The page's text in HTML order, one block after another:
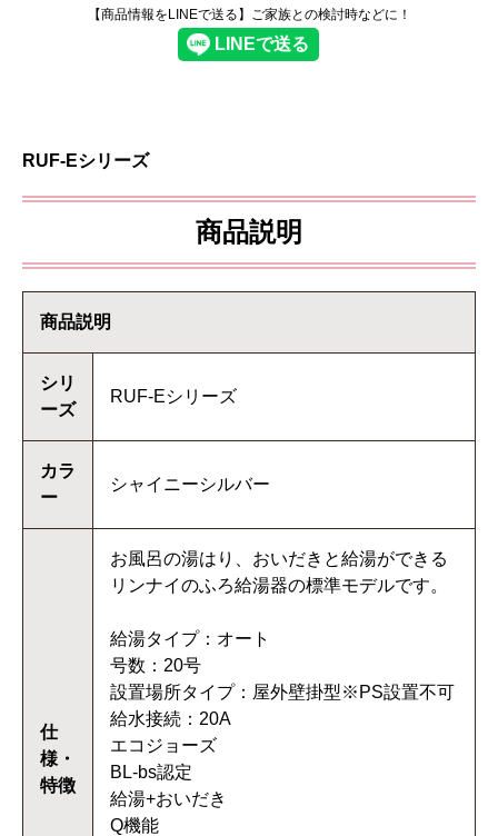
【商品情報をLINEで送る】ご家族との検討時などに！
RUF-Eシリーズ
商品説明
商品説明
シリ
ーズ
RUF-Eシリーズ
カラ
ー
シャイニーシルバー
仕
様・
特徴
お風呂の湯はり、おいだきと給湯ができる
リンナイのふろ給湯器の標準モデルです。
給湯タイプ：オート
号数：20号
設置場所タイプ：屋外壁掛型※PS設置不可
給水接続：20A
エコジョーズ
BL-bs認定
給湯+おいだき
Q機能